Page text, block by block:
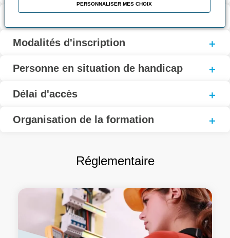
Modalités d'inscription
Personne en situation de handicap
Délai d'accès
Organisation de la formation
Réglementaire
PERSONNALISER MES CHOIX